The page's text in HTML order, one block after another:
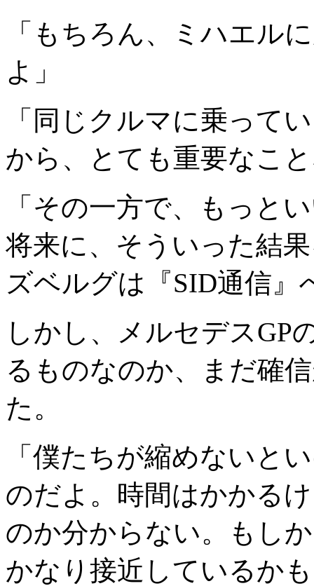
「もちろん、ミハエル
よ」
「同じクルマに乗って
から、とても重要なこ
「その一方で、もっと
将来に、そういった結
ズベルグは『SID通信』
しかし、メルセデスGP
るものなのか、まだ確
た。
「僕たちが縮めないと
のだよ。時間はかかる
のか分からない。もし
かなり接近しているか